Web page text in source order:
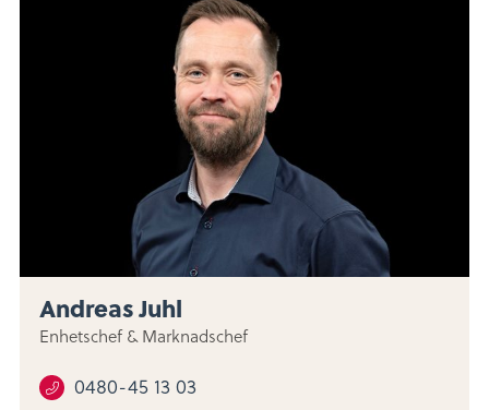
Andreas Juhl
Enhetschef & Marknadschef
0480-45 13 03